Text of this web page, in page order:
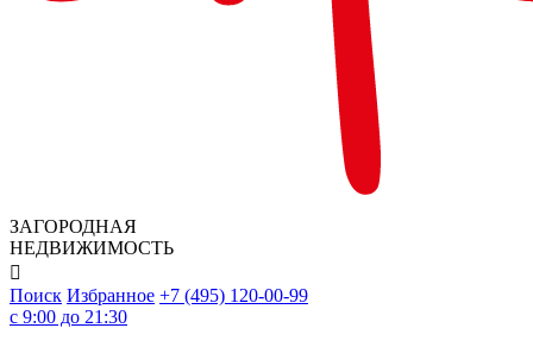
ЗАГОРОДНАЯ
НЕДВИЖИМОСТЬ

Поиск Избранное +7 (495) 120-00-99
c 9:00 до 21:30